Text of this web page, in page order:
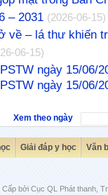
– 2031 (2026-06-15)
về – lá thư khiến
06-15)
ngày 15/06/
ngày 15/06/
Xem theo ngày
Giải đáp y học Văn
bởi Cục QL Phát thanh,